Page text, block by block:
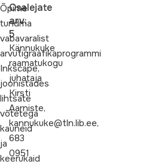
Õpime
tundma
vabavaralist
arvutigraafikaprogrammi
Inkscape,
joonistades
lihtsate
võtetega
kauneid
ja
keerukaid
Osalejate
arv:
5
Kännukuke
raamatukogu
juhataja
Kirsti
Aarniste,
kannukuke@tln.lib.ee,
683
0951